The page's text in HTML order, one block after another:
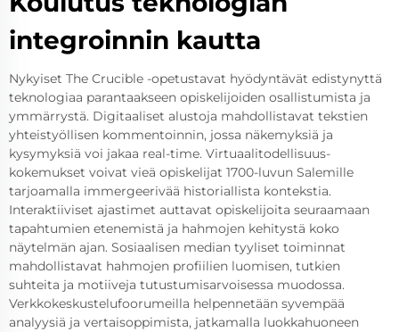
integroinnin kautta
Nykyiset The Crucible -opetustavat hyödyntävät edistynyttä
teknologiaa parantaakseen opiskelijoiden osallistumista ja
ymmärrystä. Digitaaliset alustoja mahdollistavat tekstien
yhteistyöllisen kommentoinnin, jossa näkemyksiä ja
kysymyksiä voi jakaa real-time. Virtuaalitodellisuus-
kokemukset voivat vieä opiskelijat 1700-luvun Salemille
tarjoamalla immergeerivää historiallista kontekstia.
Interaktiiviset ajastimet auttavat opiskelijoita seuraamaan
tapahtumien etenemistä ja hahmojen kehitystä koko
näytelmän ajan. Sosiaalisen median tyyliset toiminnat
mahdollistavat hahmojen profiilien luomisen, tutkien
suhteita ja motiiveja tutustumisarvoisessa muodossa.
Verkkokeskustelufoorumeilla helpennetään syvempää
analyysiä ja vertaisoppimista, jatkamalla luokkahuoneen